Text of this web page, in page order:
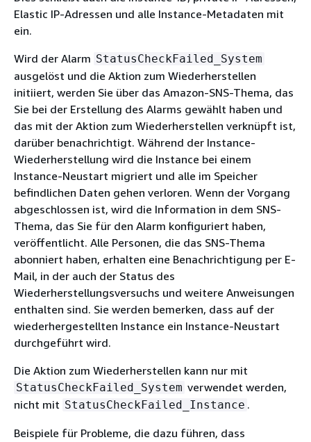
Elastic IP-Adressen und alle Instance-Metadaten mit
ein.
Wird der Alarm StatusCheckFailed_System
ausgelöst und die Aktion zum Wiederherstellen
initiiert, werden Sie über das Amazon-SNS-Thema, das
Sie bei der Erstellung des Alarms gewählt haben und
das mit der Aktion zum Wiederherstellen verknüpft ist,
darüber benachrichtigt. Während der Instance-
Wiederherstellung wird die Instance bei einem
Instance-Neustart migriert und alle im Speicher
befindlichen Daten gehen verloren. Wenn der Vorgang
abgeschlossen ist, wird die Information in dem SNS-
Thema, das Sie für den Alarm konfiguriert haben,
veröffentlicht. Alle Personen, die das SNS-Thema
abonniert haben, erhalten eine Benachrichtigung per E-
Mail, in der auch der Status des
Wiederherstellungsversuchs und weitere Anweisungen
enthalten sind. Sie werden bemerken, dass auf der
wiederhergestellten Instance ein Instance-Neustart
durchgeführt wird.
Die Aktion zum Wiederherstellen kann nur mit
StatusCheckFailed_System verwendet werden,
nicht mit StatusCheckFailed_Instance .
Beispiele für Probleme, die dazu führen, dass